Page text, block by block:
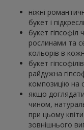
ніжні
букет і
букет
рослинами та
кольорів в
букет
райдужна
композицію на
якщо
чином,
при цьому
зовнішнього